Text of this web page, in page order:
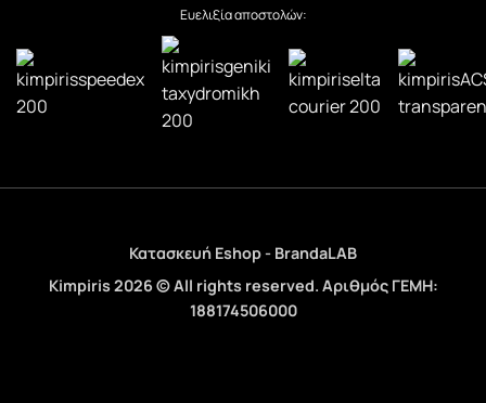
Ευελιξία αποστολών:
Κατασκευή Eshop - BrandaLAB
Kimpiris 2026 © All rights reserved. Αριθμός ΓΕΜΗ:
188174506000